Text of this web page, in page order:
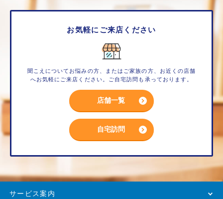
お気軽にご来店ください
聞こえについてお悩みの方、またはご家族の方、お近くの店舗
へお気軽にご来店ください。ご自宅訪問も承っております。
店舗一覧
自宅訪問
サービス案内